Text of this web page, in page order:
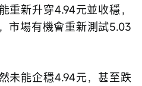
重新升穿4.94元並收穩，
市場有機會重新測試5.03
未能企穩4.94元，甚至跌